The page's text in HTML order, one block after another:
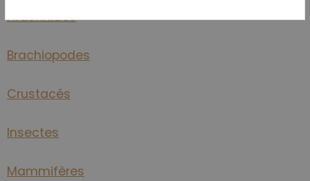
Arachnidés
Brachiopodes
Crustacés
Insectes
Mammifères